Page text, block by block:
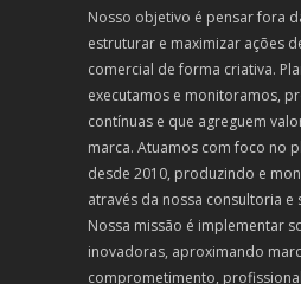
Nosso objetivo é pensar fora
estruturar e maximizar ações
comercial de forma criativa.
executamos e monitoramos,
contínuas e que agreguem
marca. Atuamos com foco no
desde 2010, produzindo e
através da nossa consultoria e
Nossa missão é implementar
inovadoras, aproximando
comprometimento,